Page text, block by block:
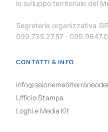
lo sviluppo territoriale del
Segreteria organizzativa
099.735.27.57 ·
CONTATTI & INFO
Ufficio Stampa
Loghi e Media Kit